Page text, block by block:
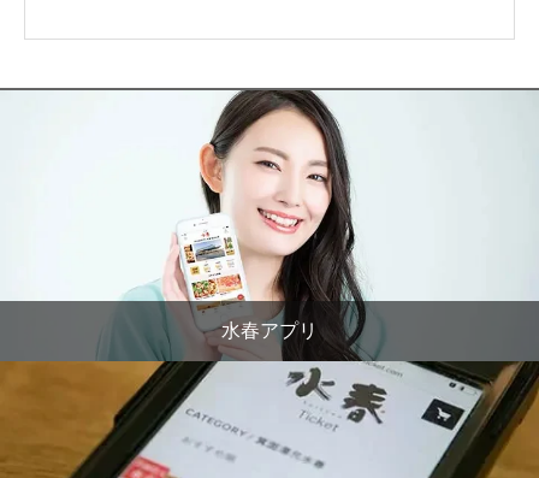
水春アプリ